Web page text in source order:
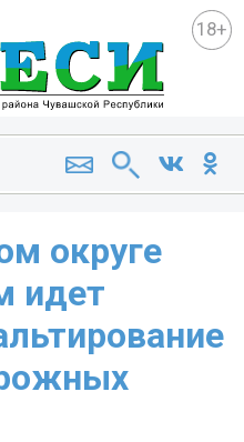
18+
округе
идет